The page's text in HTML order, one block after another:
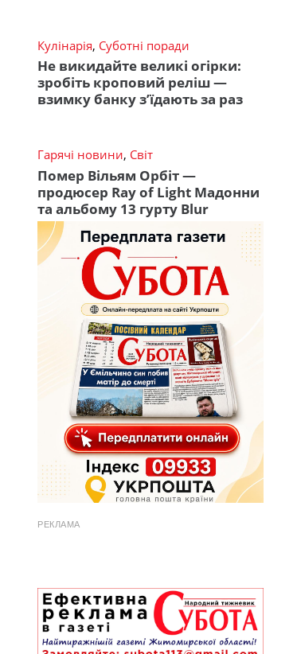
Кулінарія, Суботні поради
Не викидайте великі огірки:
зробіть кроповий реліш —
взимку банку з’їдають за раз
Гарячі новини, Світ
Помер Вільям Орбіт —
продюсер Ray of Light Мадонни
та альбому 13 гурту Blur
РЕКЛАМА